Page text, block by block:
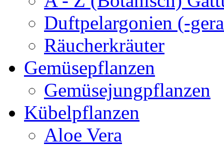
Duftpelargonien (-
Räucherkräuter
Gemüsepflanzen
Gemüsejungpflanzen
Kübelpflanzen
Aloe Vera